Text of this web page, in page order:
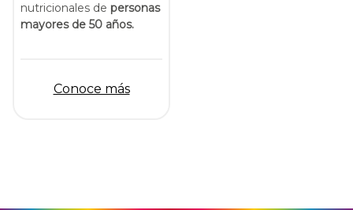
nutricionales de personas
mayores de 50 años.
Conoce más